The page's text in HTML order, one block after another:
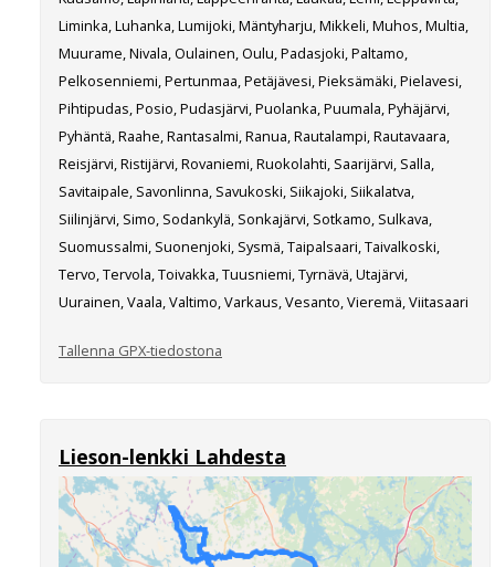
Liminka, Luhanka, Lumijoki, Mäntyharju, Mikkeli, Muhos, Multia,
Muurame, Nivala, Oulainen, Oulu, Padasjoki, Paltamo,
Pelkosenniemi, Pertunmaa, Petäjävesi, Pieksämäki, Pielavesi,
Pihtipudas, Posio, Pudasjärvi, Puolanka, Puumala, Pyhäjärvi,
Pyhäntä, Raahe, Rantasalmi, Ranua, Rautalampi, Rautavaara,
Reisjärvi, Ristijärvi, Rovaniemi, Ruokolahti, Saarijärvi, Salla,
Savitaipale, Savonlinna, Savukoski, Siikajoki, Siikalatva,
Siilinjärvi, Simo, Sodankylä, Sonkajärvi, Sotkamo, Sulkava,
Suomussalmi, Suonenjoki, Sysmä, Taipalsaari, Taivalkoski,
Tervo, Tervola, Toivakka, Tuusniemi, Tyrnävä, Utajärvi,
Uurainen, Vaala, Valtimo, Varkaus, Vesanto, Vieremä, Viitasaari
Tallenna GPX-tiedostona
Lieson-lenkki Lahdesta